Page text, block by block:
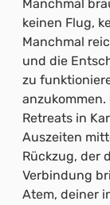
Manchmal
keinen Flug,
Manchmal
und die
zu
anzukommen.
Retreats in
Auszeiten
Rückzug, der
Verbindung
Atem, deiner